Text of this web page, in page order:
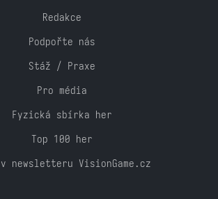
Redakce
Podpořte nás
Stáž / Praxe
Pro média
Fyzická sbírka her
Top 100 her
newsletteru VisionGame.cz